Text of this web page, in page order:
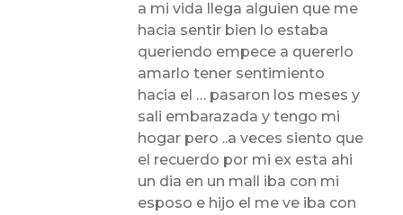
a mi vida llega alguien que me
hacia sentir bien lo estaba
queriendo empece a quererlo
amarlo tener sentimiento
hacia el … pasaron los meses y
sali embarazada y tengo mi
hogar pero ..a veces siento que
el recuerdo por mi ex esta ahi
un dia en un mall iba con mi
esposo e hijo el me ve iba con